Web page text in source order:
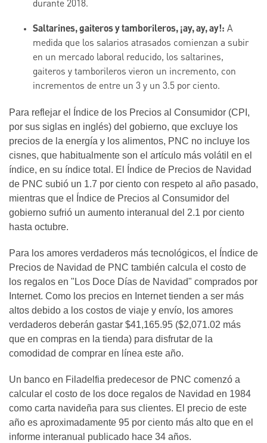
durante 2018.
Saltarines, gaiteros y tamborileros, ¡ay, ay, ay!: A
medida que los salarios atrasados comienzan a subir
en un mercado laboral reducido, los saltarines,
gaiteros y tamborileros vieron un incremento, con
incrementos de entre un 3 y un 3.5 por ciento.
Para reflejar el Índice de los Precios al Consumidor (CPI,
por sus siglas en inglés) del gobierno, que excluye los
precios de la energía y los alimentos, PNC no incluye los
cisnes, que habitualmente son el artículo más volátil en el
índice, en su índice total. El Índice de Precios de Navidad
de PNC subió un 1.7 por ciento con respeto al año pasado,
mientras que el Índice de Precios al Consumidor del
gobierno sufrió un aumento interanual del 2.1 por ciento
hasta octubre.
Para los amores verdaderos más tecnológicos, el Índice de
Precios de Navidad de PNC también calcula el costo de
los regalos en "Los Doce Días de Navidad" comprados por
Internet. Como los precios en Internet tienden a ser más
altos debido a los costos de viaje y envío, los amores
verdaderos deberán gastar $41,165.95 ($2,071.02 más
que en compras en la tienda) para disfrutar de la
comodidad de comprar en línea este año.
Un banco en Filadelfia predecesor de PNC comenzó a
calcular el costo de los doce regalos de Navidad en 1984
como carta navideña para sus clientes. El precio de este
año es aproximadamente 95 por ciento más alto que en el
informe interanual publicado hace 34 años.